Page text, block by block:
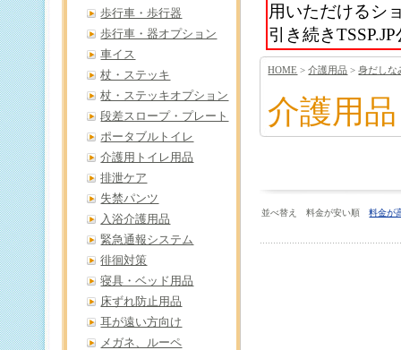
用いただけるシ
引き続き
HOME >介護用品 >身だしな
介護用品
並べ替え 料金が安い順料金が
歩行車・歩行器
歩行車・器オプション
車イス
杖・ステッキ
杖・ステッキオプション
段差スロープ・プレート
ポータブルトイレ
介護用トイレ用品
排泄ケア
失禁パンツ
入浴介護用品
緊急通報システム
徘徊対策
寝具・ベッド用品
床ずれ防止用品
耳が遠い方向け
メガネ、ルーペ